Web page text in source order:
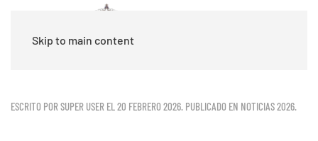
Skip to main content
ESCRITO POR SUPER USER EL20 FEBRERO 2026. PUBLICADO EN NOTICIAS 2026.